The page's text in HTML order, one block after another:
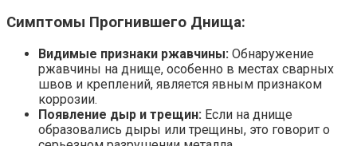
Симптомы Прогнившего Днища:
Видимые признаки ржавчины: Обнаружение
ржавчины на днище, особенно в местах сварных
швов и креплений, является явным признаком
коррозии.
Появление дыр и трещин: Если на днище
образовались дыры или трещины, это говорит о